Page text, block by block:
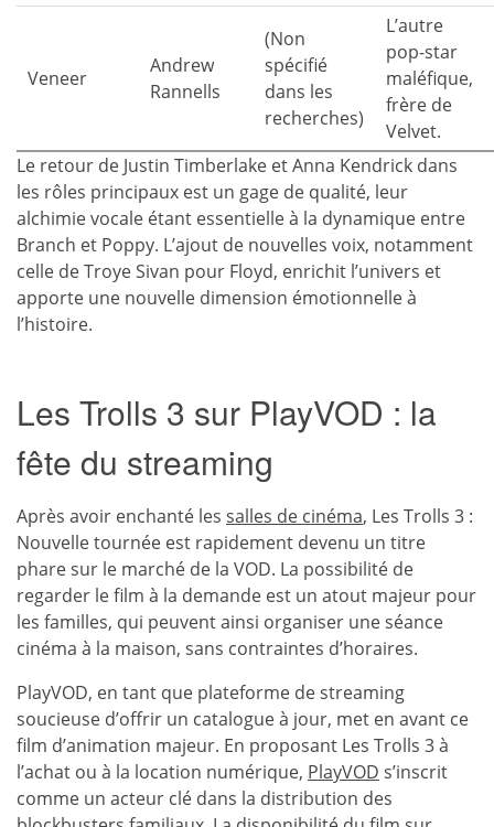
Veneer
Andrew
Rannells
(Non
spécifié
dans les
recherches)
L’autre
pop-star
maléfique,
frère de
Velvet.
Le retour de Justin Timberlake et Anna Kendrick dans
les rôles principaux est un gage de qualité, leur
alchimie vocale étant essentielle à la dynamique entre
Branch et Poppy. L’ajout de nouvelles voix, notamment
celle de Troye Sivan pour Floyd, enrichit l’univers et
apporte une nouvelle dimension émotionnelle à
l’histoire.
Les Trolls 3 sur PlayVOD : la
fête du streaming
Après avoir enchanté les salles de cinéma, Les Trolls 3 :
Nouvelle tournée est rapidement devenu un titre
phare sur le marché de la VOD. La possibilité de
regarder le film à la demande est un atout majeur pour
les familles, qui peuvent ainsi organiser une séance
cinéma à la maison, sans contraintes d’horaires.
PlayVOD, en tant que plateforme de streaming
soucieuse d’offrir un catalogue à jour, met en avant ce
film d’animation majeur. En proposant Les Trolls 3 à
l’achat ou à la location numérique, PlayVOD s’inscrit
comme un acteur clé dans la distribution des